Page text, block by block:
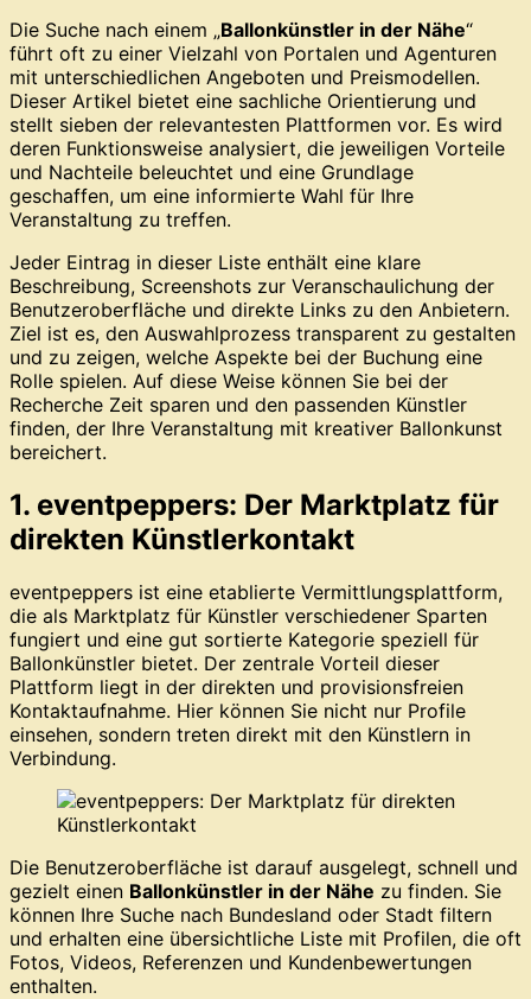
Die Suche nach einem „Ballonkünstler in der Nähe“
führt oft zu einer Vielzahl von Portalen und Agenturen
mit unterschiedlichen Angeboten und Preismodellen.
Dieser Artikel bietet eine sachliche Orientierung und
stellt sieben der relevantesten Plattformen vor. Es wird
deren Funktionsweise analysiert, die jeweiligen Vorteile
und Nachteile beleuchtet und eine Grundlage
geschaffen, um eine informierte Wahl für Ihre
Veranstaltung zu treffen.
Jeder Eintrag in dieser Liste enthält eine klare
Beschreibung, Screenshots zur Veranschaulichung der
Benutzeroberfläche und direkte Links zu den Anbietern.
Ziel ist es, den Auswahlprozess transparent zu gestalten
und zu zeigen, welche Aspekte bei der Buchung eine
Rolle spielen. Auf diese Weise können Sie bei der
Recherche Zeit sparen und den passenden Künstler
finden, der Ihre Veranstaltung mit kreativer Ballonkunst
bereichert.
1. eventpeppers: Der Marktplatz für
direkten Künstlerkontakt
eventpeppers ist eine etablierte Vermittlungsplattform,
die als Marktplatz für Künstler verschiedener Sparten
fungiert und eine gut sortierte Kategorie speziell für
Ballonkünstler bietet. Der zentrale Vorteil dieser
Plattform liegt in der direkten und provisionsfreien
Kontaktaufnahme. Hier können Sie nicht nur Profile
einsehen, sondern treten direkt mit den Künstlern in
Verbindung.
Die Benutzeroberfläche ist darauf ausgelegt, schnell und
gezielt einen Ballonkünstler in der Nähe zu finden. Sie
können Ihre Suche nach Bundesland oder Stadt filtern
und erhalten eine übersichtliche Liste mit Profilen, die oft
Fotos, Videos, Referenzen und Kundenbewertungen
enthalten.